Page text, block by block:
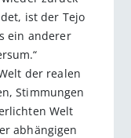
ist der Tejo
ein anderer
der realen
Stimmungen
Welt
abhängigen